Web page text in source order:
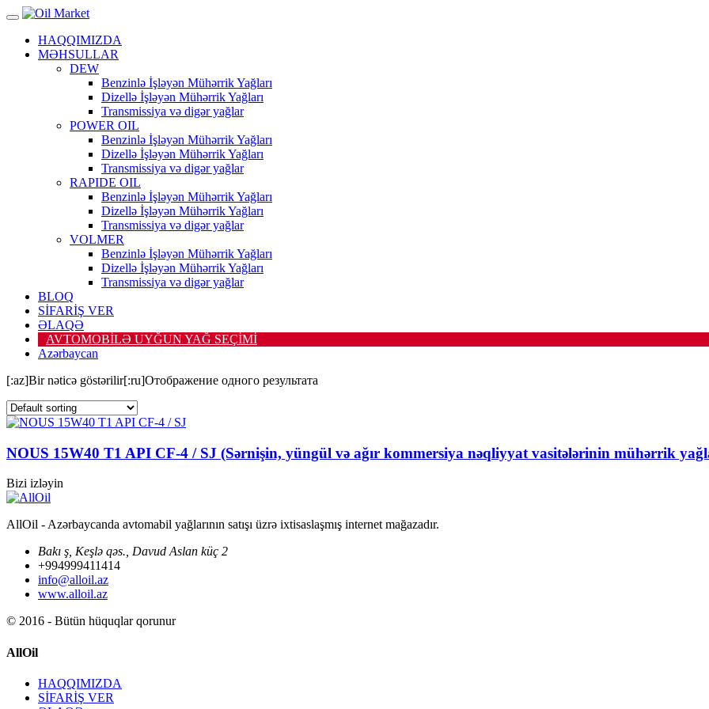
HAQQIMIZDA
MƏHSULLAR
DEW
Benzinlə İşləyən Mühərrik Yağları
Dizellə İşləyən Mühərrik Yağları
Transmissiya və digər yağlar
POWER OIL
Benzinlə İşləyən Mühərrik Yağları
Dizellə İşləyən Mühərrik Yağları
Transmissiya və digər yağlar
RAPIDE OIL
Benzinlə İşləyən Mühərrik Yağları
Dizellə İşləyən Mühərrik Yağları
Transmissiya və digər yağlar
VOLMER
Benzinlə İşləyən Mühərrik Yağları
Dizellə İşləyən Mühərrik Yağları
Transmissiya və digər yağlar
BLOQ
SİFARİŞ VER
ƏLAQƏ
AVTOMOBİLƏ UYĞUN YAĞ SEÇİMİ
Azərbaycan
[:az]Bir nəticə göstərilir[:ru]Отображение одного результата
NOUS 15W40 T1 API CF-4 / SJ (Sərnişin, yüngül və ağır kommersiya nəqliyyat vasitələrinin mühərrik
Bizi izləyin
AllOil - Azərbaycanda avtomabil yağlarının satışı üzrə ixtisaslaşmış internet mağazadır.
Bakı ş, Keşlə qəs., Davud Aslan küç 2
+994999411414
info@alloil.az
www.alloil.az
© 2016 - Bütün hüquqlar qorunur
AllOil
HAQQIMIZDA
SİFARİŞ VER